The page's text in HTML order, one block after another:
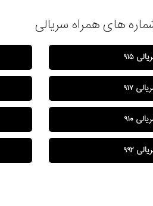
های همراه سریالی
۹۱۵
۹۱۷
۹۱۰
۹۹۲